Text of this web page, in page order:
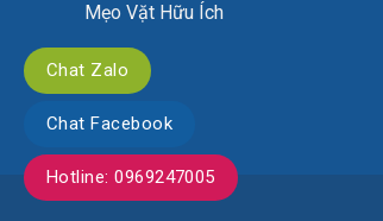
Mẹo Vặt Hữu Ích
Chat Zalo
Chat Facebook
Hotline: 0969247005